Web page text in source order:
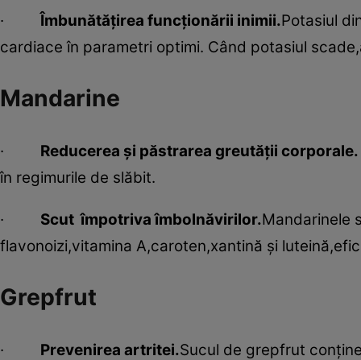
· Îmbunătăţirea funcţionării inimii.Potasiul
cardiace în parametri optimi. Când potasiul
Mandarine
· Reducerea şi păstrarea greutăţii corporale.
în regimurile de slăbit.
· Scut împotriva îmbolnăvirilor.Mandarinele
flavonoizi,vitamina A,caroten,xantină şi
Grepfrut
· Prevenirea artritei.Sucul de grepfrut